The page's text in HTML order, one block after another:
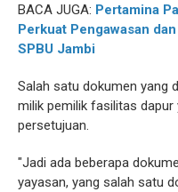
BACA JUGA: Pertamina
Perkuat Pengawasan
SPBU Jambi
Salah satu dokumen yang
milik pemilik fasilitas dapur
persetujuan.
"Jadi ada beberapa
yayasan, yang salah satu